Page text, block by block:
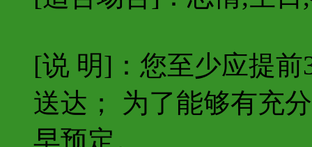
[说 明]：您至少应提
送达； 为了能够有充
早预定。